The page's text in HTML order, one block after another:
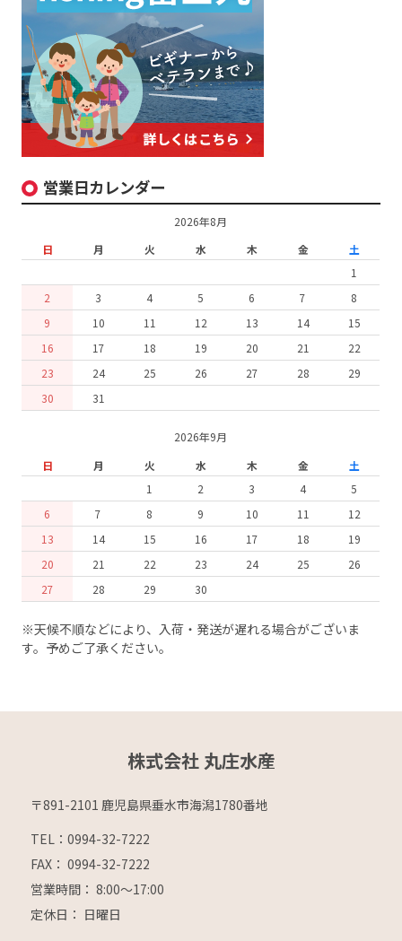
営業日カレンダー
2026年8月
日
月 火 水 木 金
土
1
2
3 4 5 6 7
8
9
10 11 12 13 14
15
16
17 18 19 20 21
22
23
24 25 26 27 28
29
30
31
2026年9月
日
月 火 水 木 金
土
1
2 3 4
5
6
7 8 9 10 11
12
13
14 15 16 17 18
19
20
21 22 23 24 25
26
27
28 29 30
※天候不順などにより、入荷・発送が遅れる場合がございま
す。予めご了承ください。
株式会社 丸庄水産
〒891-2101 鹿児島県垂水市海潟1780番地
TEL：0994-32-7222
FAX： 0994-32-7222
営業時間： 8:00～17:00
定休日： 日曜日